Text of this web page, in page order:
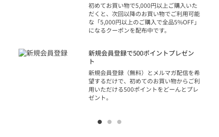
初めてお買い物で5,000円以上ご購入いた
だくと、次回以降のお買い物でご利用可能
な「5,000円以上のご購入で全品5%OFF」
になるクーポンを配布中です。
新規会員登録で500ポイントプレゼン
ト
新規会員登録（無料）とメルマガ配信を希
望するだけで、初めてのお買い物からご利
用いただける500ポイントをどーんとプレ
ゼント。